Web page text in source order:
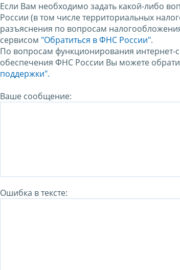
Если Вам необходимо задать какой-либо
России (в том числе территориальных
разъяснения по вопросам
сервисом "Обратиться в ФНС России".
По вопросам функционирования интернет-
обеспечения ФНС России Вы можете
поддержки".
Ваше сообщение:
Ошибка в тексте: